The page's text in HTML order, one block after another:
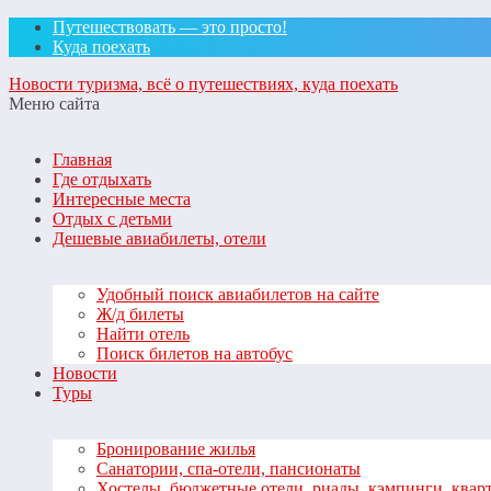
Путешествовать — это просто!
Куда поехать
Новости туризма, всё о путешествиях, куда поехать
Меню сайта
Главная
Где отдыхать
Интересные места
Отдых с детьми
Дешевые авиабилеты, отели
Удобный поиск авиабилетов на сайте
Ж/д билеты
Найти отель
Поиск билетов на автобус
Новости
Туры
Бронирование жилья
Санатории, спа-отели, пансионаты